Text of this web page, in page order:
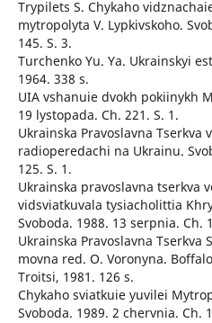
Trypilets S. Chykaho
mytropolyta V. Lypkivskoho.
145. S. 3.
Turchenko Yu. Ya. Ukrainskyi
1964. 338 s.
UIA vshanuie dvokh pokiinykh
19 lystopada. Ch. 221. S. 1.
Ukrainska Pravoslavna Tserkva
radioperedachi na Ukrainu.
125. S. 1.
Ukrainska pravoslavna tserkva
vidsviatkuvala tysiacholittia
Svoboda. 1988. 13 serpnia. Ch.
Ukrainska Pravoslavna Tserkva
movna red. O. Voronyna.
Troitsi, 1981. 126 s.
Chykaho sviatkuie yuvilei
Svoboda. 1989. 2 chervnia. Ch.